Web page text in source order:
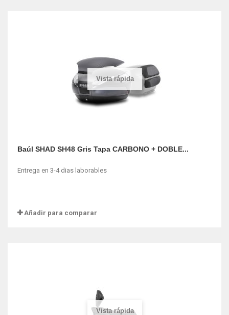
Vista rápida
Baúl SHAD SH48 Gris Tapa CARBONO + DOBLE...
Entrega en 3-4 dias laborables
Añadir para comparar
Vista rápida